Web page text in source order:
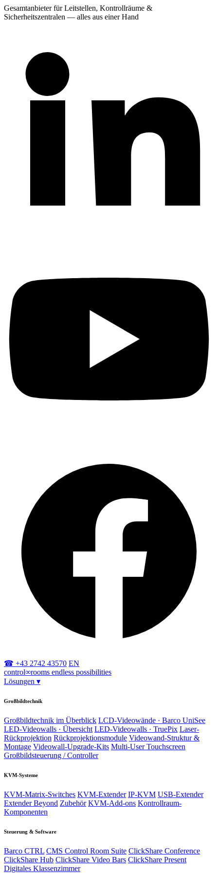
Gesamtanbieter für Leitstellen, Kontrollräume &
Sicherheitszentralen — alles aus einer Hand
☎ +43 2742 43570 EN
control∞rooms endless possibilities
Lösungen ▾
Großbildtechnik
Großbildtechnik im Überblick LCD-Videowände · Barco UniSee
LED-Videowalls · Übersicht LED-Videowalls · TruePix Laser-
Rückprojektion Rückprojektionsmodule Videowand-Struktur &
Montage Videowall-Upgrade-Kits Multi-User Touchscreen
Großbildsteuerung / Controller
KVM-Systeme
KVM-Matrix-Switches KVM-Extender IP-KVM USB-Extender
Extender Beyond Zubehör KVM-Add-ons Kontrollraum-
Komponenten
Steuerung & Software
Barco CTRL CMS Control Room Suite ClickShare Conference
ClickShare Hub ClickShare Video Bars ClickShare Present
Digitales Klassenzimmer